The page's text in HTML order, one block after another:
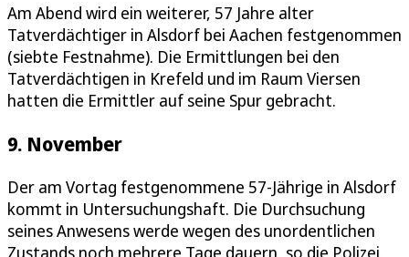
Am Abend wird ein weiterer, 57 Jahre alter
Tatverdächtiger in Alsdorf bei Aachen festgenommen
(siebte Festnahme). Die Ermittlungen bei den
Tatverdächtigen in Krefeld und im Raum Viersen
hatten die Ermittler auf seine Spur gebracht.
9. November
Der am Vortag festgenommene 57-Jährige in Alsdorf
kommt in Untersuchungshaft. Die Durchsuchung
seines Anwesens werde wegen des unordentlichen
Zustands noch mehrere Tage dauern, so die Polizei.